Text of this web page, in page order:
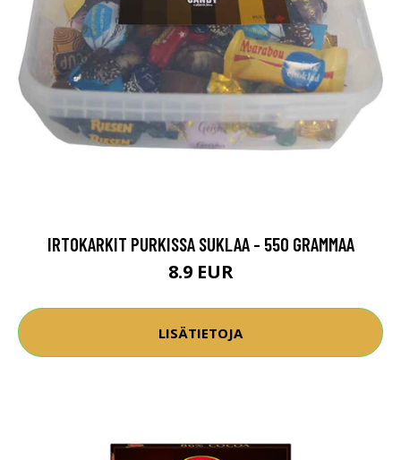
IRTOKARKIT PURKISSA SUKLAA - 550 GRAMMAA
8.9 EUR
LISÄTIETOJA